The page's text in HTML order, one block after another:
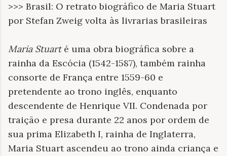
>>> Brasil: O retrato biográfico de Maria Stuart
por Stefan Zweig volta às livrarias brasileiras
Maria Stuarté uma obra biográfica sobre a
rainha da Escócia (1542-1587), também rainha
consorte de França entre 1559-60 e
pretendente ao trono inglês, enquanto
descendente de Henrique VII. Condenada por
traição e presa durante 22 anos por ordem de
sua prima Elizabeth I, rainha de Inglaterra,
Maria Stuart ascendeu ao trono ainda criança e